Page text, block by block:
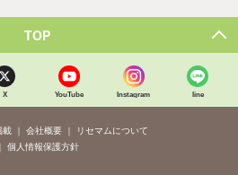
TOP
X YouTube Instagram line
載 会社概要
リセマムについて
個人情報保護方針